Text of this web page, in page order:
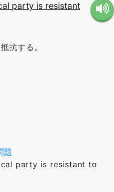
party is resistant
抗する。
題
party is resistant to